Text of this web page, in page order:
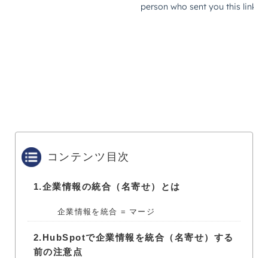
コンテンツ目次
1.企業情報の統合（名寄せ）とは
企業情報を統合 = マージ
2.HubSpotで企業情報を統合（名寄せ）する
前の注意点